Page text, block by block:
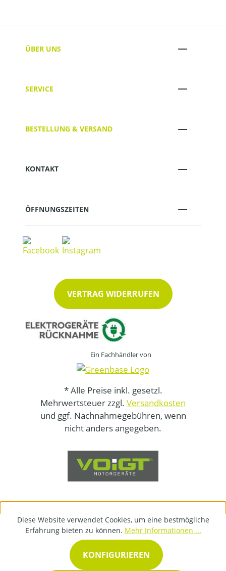
ÜBER UNS
SERVICE
BESTELLUNG & VERSAND
KONTAKT
ÖFFNUNGSZEITEN
VERTRAG WIDERRUFEN
Ein Fachhändler von
* Alle Preise inkl. gesetzl.
Mehrwertsteuer zzgl. Versandkosten
und ggf. Nachnahmegebühren, wenn
nicht anders angegeben.
Diese Website verwendet Cookies, um eine bestmögliche
Erfahrung bieten zu können. Mehr Informationen ...
KONFIGURIEREN